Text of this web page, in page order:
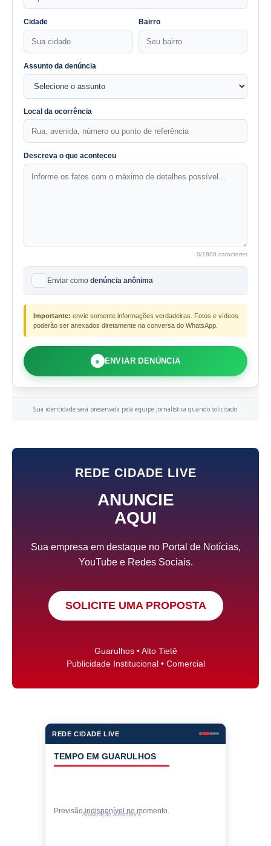
Cidade Bairro
Assunto da denúncia
Local da ocorrência
Descreva o que aconteceu
0/1800 caracteres
Enviar como denúncia anônima
Importante: envie somente informações verdadeiras. Fotos e vídeos
poderão ser anexados diretamente na conversa do WhatsApp.
● ENVIAR DENÚNCIA
Sua identidade será preservada pela equipe jornalística quando solicitado.
REDE CIDADE LIVE
ANUNCIE
AQUI
Sua empresa em destaque no Portal de Notícias,
YouTube e Redes Sociais.
SOLICITE UMA PROPOSTA
Guarulhos • Alto Tietê
Publicidade Institucional • Comercial
REDE CIDADE LIVE
COTAÇÕES
Cotações indisponíveis no momento.
Valores de compra • atualização automática